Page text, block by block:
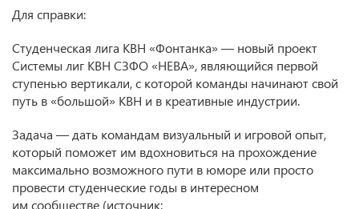
Для справки:
Студенческая лига КВН «Фонтанка» — новый проект
Системы лиг КВН СЗФО «НЕВА», являющийся первой
ступенью вертикали, с которой команды начинают свой
путь в «большой» КВН и в креативные индустрии.
Задача — дать командам визуальный и игровой опыт,
который поможет им вдохновиться на прохождение
максимально возможного пути в юморе или просто
провести студенческие годы в интересном
им сообществе (источник: